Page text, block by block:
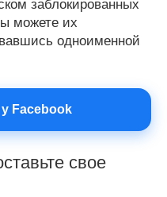
заблокированных
можете их
одноименной
у Facebook
свое